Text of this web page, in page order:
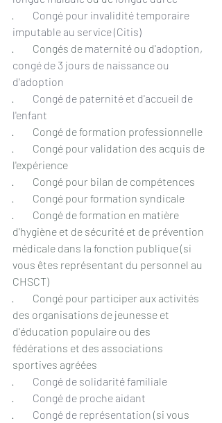
· Congé pour invalidité temporaire
imputable au service (Citis)
·         Congés de maternité ou d'adoption,
congé de 3 jours de naissance ou
d'adoption
· Congé de paternité et d'accueil de
l'enfant
·         Congé de formation professionnelle
·         Congé pour validation des acquis de
l'expérience
·         Congé pour bilan de compétences
·         Congé pour formation syndicale
·         Congé de formation en matière
d'hygiène et de sécurité et de prévention
médicale dans la fonction publique (si
vous êtes représentant du personnel au
CHSCT)
·         Congé pour participer aux activités
des organisations de jeunesse et
d'éducation populaire ou des
fédérations et des associations
sportives agréées
· Congé de solidarité familiale
· Congé de proche aidant
· Congé de représentation (si vous